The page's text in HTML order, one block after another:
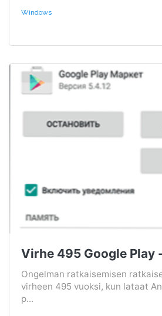
Windows
Virhe 495 Google Play
Ongelman ratkaisemisen
virheen 495 vuoksi, kun lataat
p...